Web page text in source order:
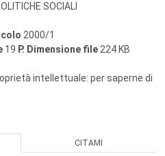
SOCIALI
2000/1
19 P. Dimensione file 224 KB
intellettuale: per saperne di
CITAMI